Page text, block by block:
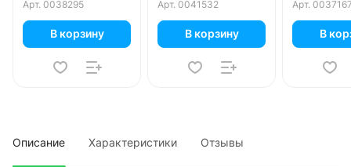
Арт. 0038295
В корзину
Арт. 0041532
В корзину
Арт.
В
Описание Характеристики Отзывы